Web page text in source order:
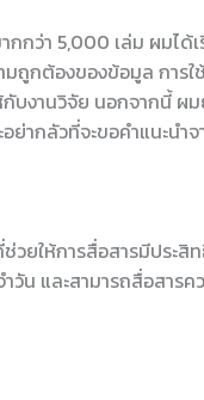
กกว่า 5,000 เล่ม ผมได้
มถูกต้องของข้อมูล การ
บงานวิจัย นอกจากนี้
ากลัวที่จะขอคำแนะนำ
วยให้การสื่อสารมีประ
ำวัน และสามารถสื่อสา